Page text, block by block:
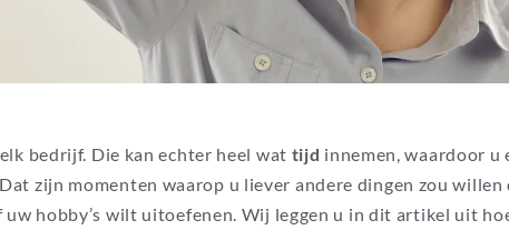
bedrijf. Die kan echter heel wat tijd innemen, waardoor u
zijn momenten waarop u liever andere dingen zou willen
hobby’s wilt uitoefenen. Wij leggen u in dit artikel uit